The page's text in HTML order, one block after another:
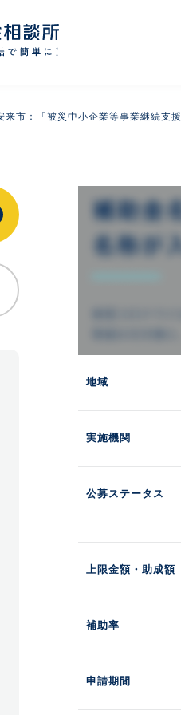
会員登録
来市：「被災中小企業等事業継続支援
地域
実施機関
公募ステータス
上限金額 ・助成額
補助率
申請期間